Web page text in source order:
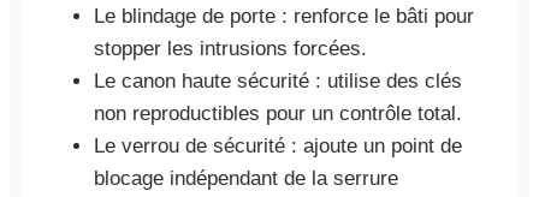
Le blindage de porte : renforce le bâti pour
stopper les intrusions forcées.
Le canon haute sécurité : utilise des clés
non reproductibles pour un contrôle total.
Le verrou de sécurité : ajoute un point de
blocage indépendant de la serrure